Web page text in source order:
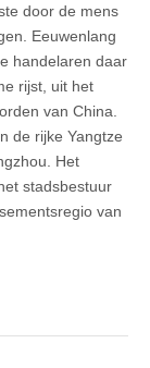
door de mens
Eeuwenlang
handelaren daar
rijst, uit het
van China.
de rijke Yangtze
Het
stadsbestuur
van